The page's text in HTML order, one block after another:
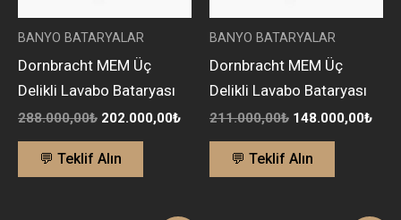
BANYO BATARYALAR
Dornbracht MEM Üç
Delikli Lavabo Bataryası
288.000,00₺ 202.000,00₺
💬 Teklif Alın
BANYO BATARYALAR
Dornbracht MEM Üç
Delikli Lavabo Bataryası
211.000,00₺ 148.000,00₺
💬 Teklif Alın